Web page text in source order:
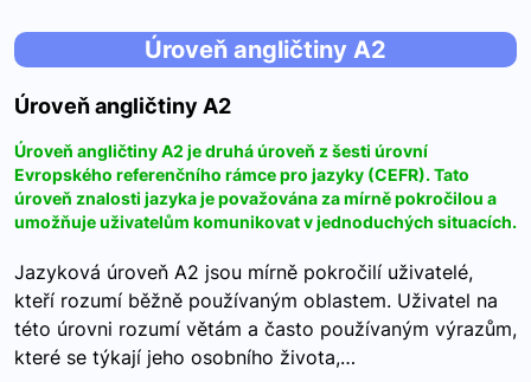
Úroveň angličtiny A2
Úroveň angličtiny A2
Úroveň angličtiny A2 je druhá úroveň z šesti úrovní
Evropského referenčního rámce pro jazyky (CEFR). Tato
úroveň znalosti jazyka je považována za mírně pokročilou a
umožňuje uživatelům komunikovat v jednoduchých situacích.
Jazyková úroveň A2 jsou mírně pokročilí uživatelé,
kteří rozumí běžně používaným oblastem. Uživatel na
této úrovni rozumí větám a často používaným výrazům,
které se týkají jeho osobního života,…